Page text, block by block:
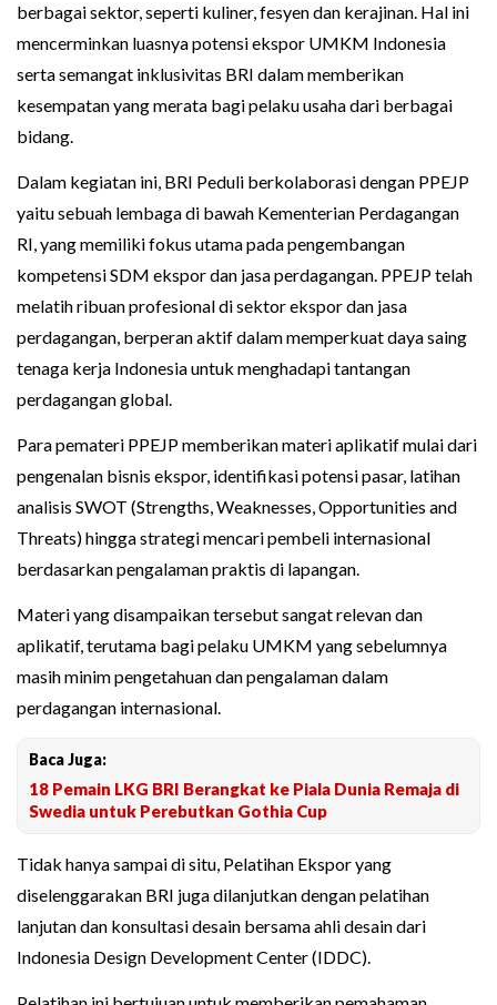
berbagai sektor, seperti kuliner, fesyen dan kerajinan. Hal ini
mencerminkan luasnya potensi ekspor UMKM Indonesia
serta semangat inklusivitas BRI dalam memberikan
kesempatan yang merata bagi pelaku usaha dari berbagai
bidang.
Dalam kegiatan ini, BRI Peduli berkolaborasi dengan PPEJP
yaitu sebuah lembaga di bawah Kementerian Perdagangan
RI, yang memiliki fokus utama pada pengembangan
kompetensi SDM ekspor dan jasa perdagangan. PPEJP telah
melatih ribuan profesional di sektor ekspor dan jasa
perdagangan, berperan aktif dalam memperkuat daya saing
tenaga kerja Indonesia untuk menghadapi tantangan
perdagangan global.
Para pemateri PPEJP memberikan materi aplikatif mulai dari
pengenalan bisnis ekspor, identifikasi potensi pasar, latihan
analisis SWOT (Strengths, Weaknesses, Opportunities and
Threats) hingga strategi mencari pembeli internasional
berdasarkan pengalaman praktis di lapangan.
Materi yang disampaikan tersebut sangat relevan dan
aplikatif, terutama bagi pelaku UMKM yang sebelumnya
masih minim pengetahuan dan pengalaman dalam
perdagangan internasional.
Baca Juga:
18 Pemain LKG BRI Berangkat ke Piala Dunia Remaja di
Swedia untuk Perebutkan Gothia Cup
Tidak hanya sampai di situ, Pelatihan Ekspor yang
diselenggarakan BRI juga dilanjutkan dengan pelatihan
lanjutan dan konsultasi desain bersama ahli desain dari
Indonesia Design Development Center (IDDC).